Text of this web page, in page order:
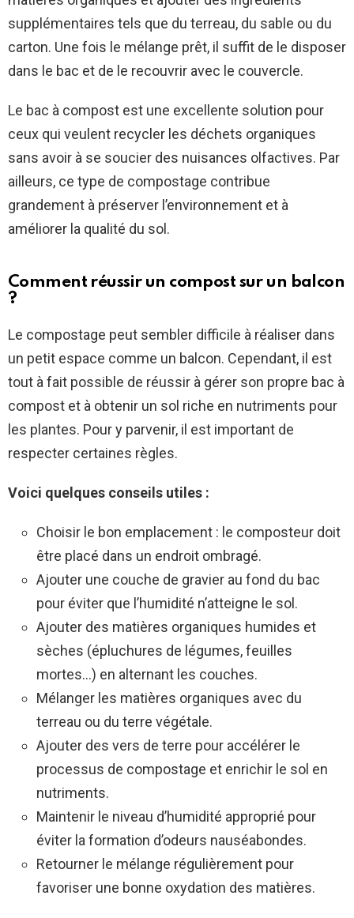
supplémentaires tels que du terreau, du sable ou du
carton. Une fois le mélange prêt, il suffit de le disposer
dans le bac et de le recouvrir avec le couvercle.
Le bac à compost est une excellente solution pour
ceux qui veulent recycler les déchets organiques
sans avoir à se soucier des nuisances olfactives. Par
ailleurs, ce type de compostage contribue
grandement à préserver l’environnement et à
améliorer la qualité du sol.
Comment réussir un compost sur un balcon
?
Le compostage peut sembler difficile à réaliser dans
un petit espace comme un balcon. Cependant, il est
tout à fait possible de réussir à gérer son propre bac à
compost et à obtenir un sol riche en nutriments pour
les plantes. Pour y parvenir, il est important de
respecter certaines règles.
Voici quelques conseils utiles :
Choisir le bon emplacement : le composteur doit
être placé dans un endroit ombragé.
Ajouter une couche de gravier au fond du bac
pour éviter que l’humidité n’atteigne le sol.
Ajouter des matières organiques humides et
sèches (épluchures de légumes, feuilles
mortes…) en alternant les couches.
Mélanger les matières organiques avec du
terreau ou du terre végétale.
Ajouter des vers de terre pour accélérer le
processus de compostage et enrichir le sol en
nutriments.
Maintenir le niveau d’humidité approprié pour
éviter la formation d’odeurs nauséabondes.
Retourner le mélange régulièrement pour
favoriser une bonne oxydation des matières.